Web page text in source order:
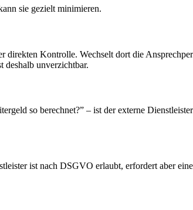
sie gezielt minimieren.
Kontrolle. Wechselt dort die
deshalb unverzichtbar.
so berechnet?” – ist der externe
ist nach DSGVO erlaubt, erfordert aber